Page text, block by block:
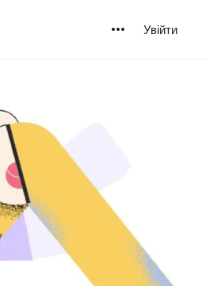
Увійти